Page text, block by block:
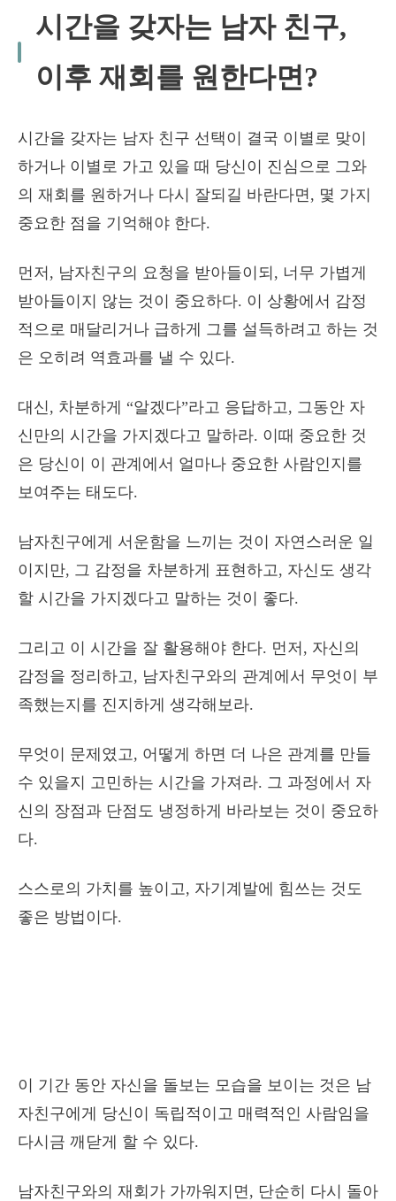
시간을 갖자는 남자 친구,
이후 재회를 원한다면?
시간을 갖자는 남자 친구 선택이 결국 이별로 맞이
하거나 이별로 가고 있을 때 당신이 진심으로 그와
의 재회를 원하거나 다시 잘되길 바란다면, 몇 가지
중요한 점을 기억해야 한다.
먼저, 남자친구의 요청을 받아들이되, 너무 가볍게
받아들이지 않는 것이 중요하다. 이 상황에서 감정
적으로 매달리거나 급하게 그를 설득하려고 하는 것
은 오히려 역효과를 낼 수 있다.
대신, 차분하게 “알겠다”라고 응답하고, 그동안 자
신만의 시간을 가지겠다고 말하라. 이때 중요한 것
은 당신이 이 관계에서 얼마나 중요한 사람인지를
보여주는 태도다.
남자친구에게 서운함을 느끼는 것이 자연스러운 일
이지만, 그 감정을 차분하게 표현하고, 자신도 생각
할 시간을 가지겠다고 말하는 것이 좋다.
그리고 이 시간을 잘 활용해야 한다. 먼저, 자신의
감정을 정리하고, 남자친구와의 관계에서 무엇이 부
족했는지를 진지하게 생각해보라.
무엇이 문제였고, 어떻게 하면 더 나은 관계를 만들
수 있을지 고민하는 시간을 가져라. 그 과정에서 자
신의 장점과 단점도 냉정하게 바라보는 것이 중요하
다.
스스로의 가치를 높이고, 자기계발에 힘쓰는 것도
좋은 방법이다.
이 기간 동안 자신을 돌보는 모습을 보이는 것은 남
자친구에게 당신이 독립적이고 매력적인 사람임을
다시금 깨닫게 할 수 있다.
남자친구와의 재회가 가까워지면, 단순히 다시 돌아